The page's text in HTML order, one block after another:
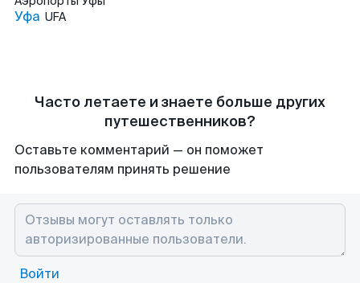
Уфа UFA
Часто летаете и знаете больше других
путешественников?
Оставьте комментарий — он поможет
пользователям принять решение
Войти